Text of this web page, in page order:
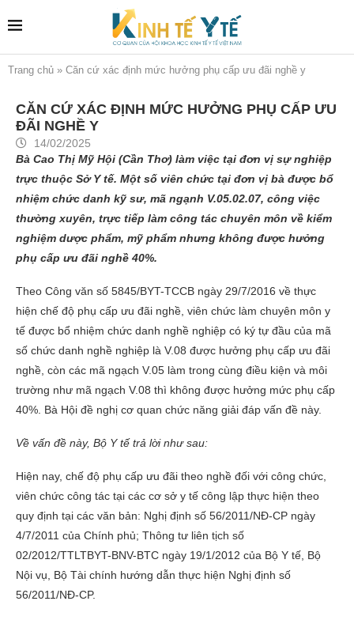
Trang chủ » Căn cứ xác định mức hưởng phụ cấp ưu đãi nghề y
CĂN CỨ XÁC ĐỊNH MỨC HƯỞNG PHỤ CẤP ƯU
ĐÃI NGHỀ Y
14/02/2025
Bà Cao Thị Mỹ Hội (Cần Thơ) làm việc tại đơn vị sự nghiệp
trực thuộc Sở Y tế. Một số viên chức tại đơn vị bà được bổ
nhiệm chức danh kỹ sư, mã ngạnh V.05.02.07, công việc
thường xuyên, trực tiếp làm công tác chuyên môn về kiểm
nghiệm dược phẩm, mỹ phẩm nhưng không được hưởng
phụ cấp ưu đãi nghề 40%.
Theo Công văn số 5845/BYT-TCCB ngày 29/7/2016 về thực
hiện chế độ phụ cấp ưu đãi nghề, viên chức làm chuyên môn y
tế được bổ nhiệm chức danh nghề nghiệp có ký tự đầu của mã
số chức danh nghề nghiệp là V.08 được hưởng phụ cấp ưu đãi
nghề, còn các mã ngạch V.05 làm trong cùng điều kiện và môi
trường như mã ngạch V.08 thì không được hưởng mức phụ cấp
40%. Bà Hội đề nghị cơ quan chức năng giải đáp vấn đề này.
Về vấn đề này, Bộ Y tế trả lời như sau:
Hiện nay, chế độ phụ cấp ưu đãi theo nghề đối với công chức,
viên chức công tác tại các cơ sở y tế công lập thực hiện theo
quy định tại các văn bản: Nghị định số 56/2011/NĐ-CP ngày
4/7/2011 của Chính phủ; Thông tư liên tịch số
02/2012/TTLTBYT-BNV-BTC ngày 19/1/2012 của Bộ Y tế, Bộ
Nội vụ, Bộ Tài chính hướng dẫn thực hiện Nghị định số
56/2011/NĐ-CP.